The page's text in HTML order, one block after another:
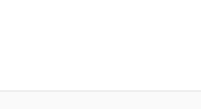
авторских прав